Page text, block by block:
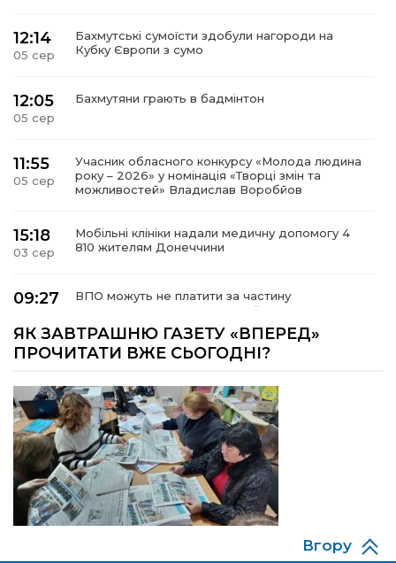
12:14
05 сер
Бахмутські сумоїсти здобули нагороди на
Кубку Європи з сумо
12:05
05 сер
Бахмутяни грають в бадмінтон
11:55
05 сер
Учасник обласного конкурсу «Молода людина
року – 2026» у номінація «Творці змін та
можливостей» Владислав Воробйов
15:18
03 сер
Мобільні клініки надали медичну допомогу 4
810 жителям Донеччини
09:27
ВПО можуть не платити за частину
комунальних послуг: про що йдеться
14:12
Досі ВПО? Юристка розповіла, коли
внутрішньо переміщеної особи
14:04
01 сер
Учасниця обласного конкурсу «Молода
людина року – 2026» у номінації «Пульс життя»
Аліна Кулик
15:58
31 лип
Літо в Жовтих Водах
ЯК ЗАВТРАШНЮ ГАЗЕТУ «ВПЕРЕД»
ПРОЧИТАТИ ВЖЕ СЬОГОДНІ?
Вгору